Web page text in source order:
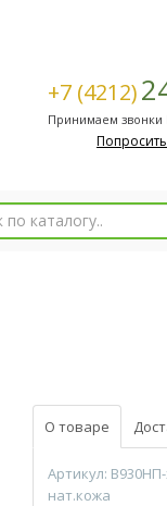
+7 (4212)
Принимаем звонки
О товаре
Артикул:
нат.кожа